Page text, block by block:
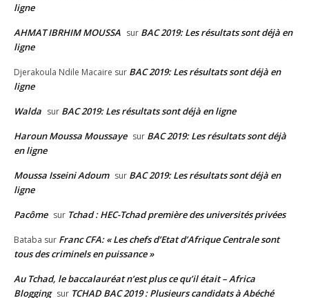
ligne
AHMAT IBRHIM MOUSSA sur BAC 2019: Les résultats sont déjà en
ligne
Djerakoula Ndile Macaire sur BAC 2019: Les résultats sont déjà en
ligne
Walda sur BAC 2019: Les résultats sont déjà en ligne
Haroun Moussa Moussaye sur BAC 2019: Les résultats sont déjà
en ligne
Moussa Isseini Adoum sur BAC 2019: Les résultats sont déjà en
ligne
Pacôme sur Tchad : HEC-Tchad première des universités privées
Bataba sur Franc CFA: « Les chefs d’Etat d’Afrique Centrale sont
tous des criminels en puissance »
Au Tchad, le baccalauréat n’est plus ce qu’il était – Africa
Blogging sur TCHAD BAC 2019 : Plusieurs candidats à Abéché